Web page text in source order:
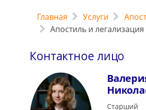
Главная Услуги
Апостиль и
Контактное лицо
Старший